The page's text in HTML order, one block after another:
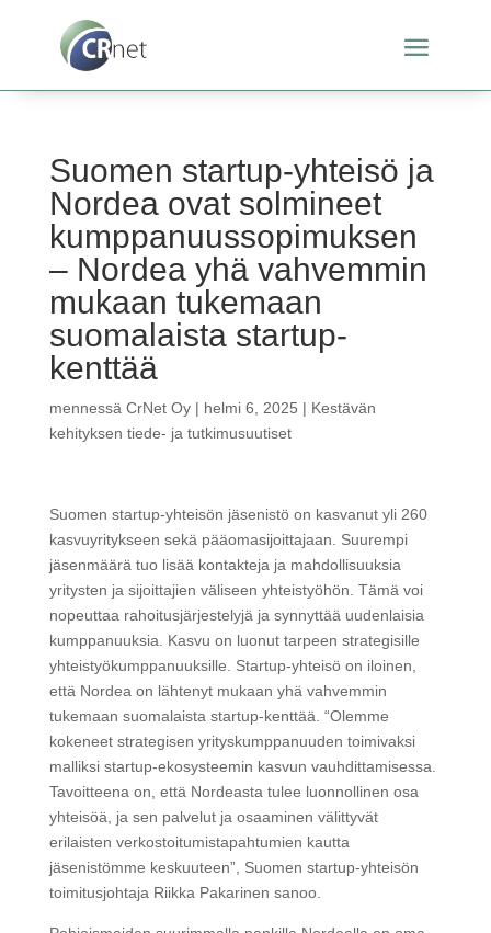
Suomen startup-yhteisö ja
Nordea ovat solmineet
kumppanuussopimuksen
– Nordea yhä vahvemmin
mukaan tukemaan
suomalaista startup-
kenttää
mennessä CrNet Oy| helmi 6, 2025 | Kestävän
kehityksen tiede- ja tutkimusuutiset
Suomen startup-yhteisön jäsenistö on kasvanut yli 260
kasvuyritykseen sekä pääomasijoittajaan. Suurempi
jäsenmäärä tuo lisää kontakteja ja mahdollisuuksia
yritysten ja sijoittajien väliseen yhteistyöhön. Tämä voi
nopeuttaa rahoitusjärjestelyjä ja synnyttää uudenlaisia
kumppanuuksia. Kasvu on luonut tarpeen strategisille
yhteistyökumppanuuksille. Startup-yhteisö on iloinen,
että Nordea on lähtenyt mukaan yhä vahvemmin
tukemaan suomalaista startup-kenttää. “Olemme
kokeneet strategisen yrityskumppanuuden toimivaksi
malliksi startup-ekosysteemin kasvun vauhdittamisessa.
Tavoitteena on, että Nordeasta tulee luonnollinen osa
yhteisöä, ja sen palvelut ja osaaminen välittyvät
erilaisten verkostoitumistapahtumien kautta
jäsenistömme keskuuteen”, Suomen startup-yhteisön
toimitusjohtaja Riikka Pakarinen sanoo.